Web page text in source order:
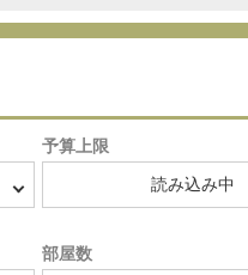
予算上限
部屋数